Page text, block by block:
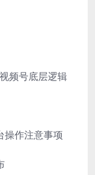
频号底层逻辑
操作注意事项